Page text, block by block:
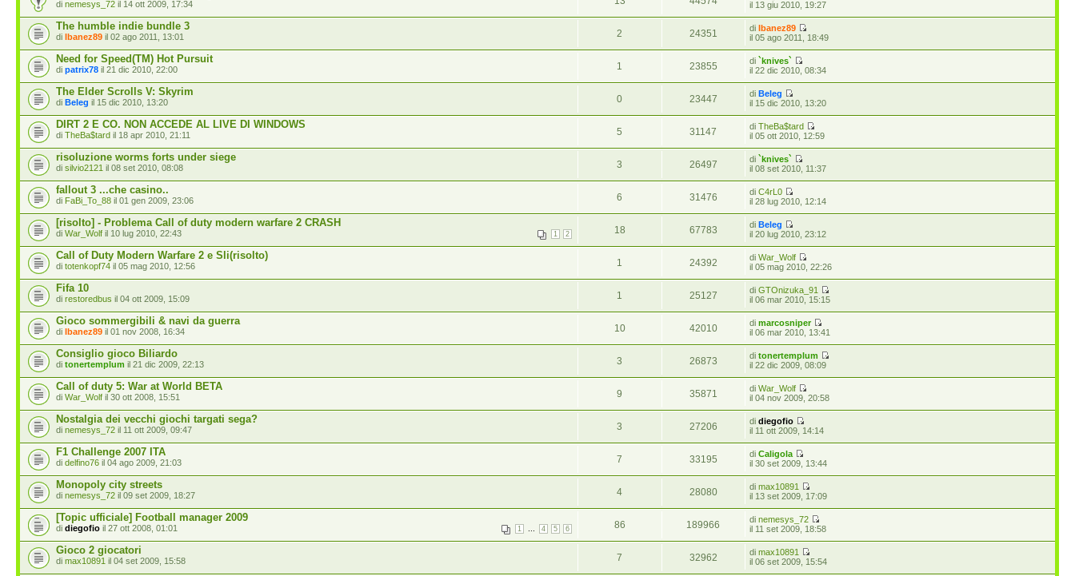
di nemesys_72 il 14 ott 2009, 17:34
il 13 giu 2010, 19:27
The humble indie bundle 3
di Ibanez89 il 02 ago 2011, 13:01 2 24351 diIbanez89
il 05 ago 2011, 18:49
Need for Speed(TM) Hot Pursuit
di patrix78 il 21 dic 2010, 22:00 1 23855 di `knives`
il 22 dic 2010, 08:34
The Elder Scrolls V: Skyrim
di Beleg il 15 dic 2010, 13:20 0 23447 diBeleg
il 15 dic 2010, 13:20
DIRT 2 E CO. NON ACCEDE AL LIVE DI WINDOWS
di TheBa$tard il 18 apr 2010, 21:11 5 31147 diTheBa$tard
il 05 ott 2010, 12:59
risoluzione worms forts under siege
di silvio2121 il 08 set 2010, 08:08 3 26497 di `knives`
il 08 set 2010, 11:37
fallout 3 ...che casino..
di FaBi_To_88 il 01 gen 2009, 23:06 6 31476 diC4rL0
il 28 lug 2010, 12:14
[risolto] - Problema Call of duty modern warfare 2 CRASH
1 2
di War_Wolf il 10 lug 2010, 22:43 18 67783 diBeleg
il 20 lug 2010, 23:12
Call of Duty Modern Warfare 2 e Sli(risolto)
di totenkopf74 il 05 mag 2010, 12:56 1 24392 diWar_Wolf
il 05 mag 2010, 22:26
Fifa 10
di restoredbus il 04 ott 2009, 15:09 1 25127 diGTOnizuka_91
il 06 mar 2010, 15:15
Gioco sommergibili & navi da guerra
di Ibanez89 il 01 nov 2008, 16:34 10 42010 dimarcosniper
il 06 mar 2010, 13:41
Consiglio gioco Biliardo
di tonertemplum il 21 dic 2009, 22:13 3 26873 ditonertemplum
il 22 dic 2009, 08:09
Call of duty 5: War at World BETA
di War_Wolf il 30 ott 2008, 15:51 9 35871 diWar_Wolf
il 04 nov 2009, 20:58
Nostalgia dei vecchi giochi targati sega?
di nemesys_72 il 11 ott 2009, 09:47 3 27206 didiegofio
il 11 ott 2009, 14:14
F1 Challenge 2007 ITA
di delfino76 il 04 ago 2009, 21:03 7 33195 diCaligola
il 30 set 2009, 13:44
Monopoly city streets
di nemesys_72 il 09 set 2009, 18:27 4 28080 dimax10891
il 13 set 2009, 17:09
[Topic ufficiale] Football manager 2009
1 4 5 6
di diegofio il 27 ott 2008, 01:01 86 189966 dinemesys_72
il 11 set 2009, 18:58
Gioco 2 giocatori
di max10891 il 04 set 2009, 15:58 7 32962 dimax10891
il 06 set 2009, 15:54